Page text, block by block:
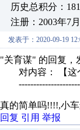
历史总积分：181
注册：2003年7
发表于：2020-09-19
"关育谋" 的回复，
对内容： 【这个
真的简单吗!!!!,小
回复 引用 举报